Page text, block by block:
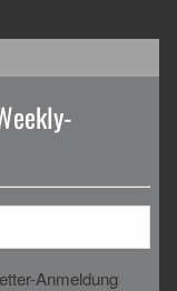
Anmeldung